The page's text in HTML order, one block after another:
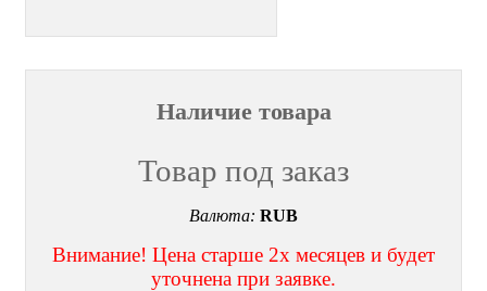
Наличие товара
Товар под заказ
Валюта: RUB
Внимание! Цена старше 2х месяцев и будет
уточнена при заявке.